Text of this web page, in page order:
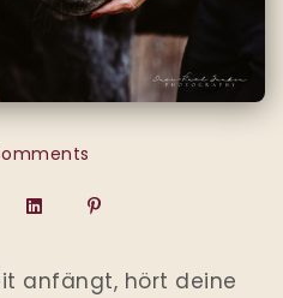
anfängt, hört deine